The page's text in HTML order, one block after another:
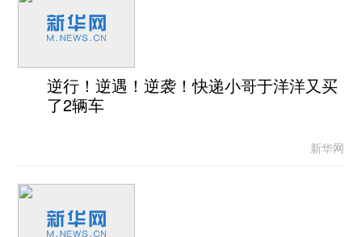
逆行！逆遇！逆袭！快递小哥于洋洋又买
了2辆车
新华网